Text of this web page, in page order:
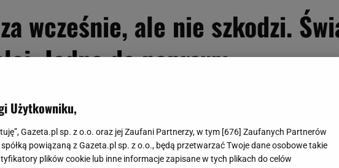
wcześnie, ale nie szkodzi.
Jedno do poprawy
Użytkowniku,
Gazeta.pl sp. z o.o. oraz jej Zaufani Partnerzy, w tym [676] Zaufanych Partnerów
powiązaną z Gazeta.pl sp. z o.o., będą przetwarzać Twoje dane osobowe takie
plików cookie lub inne informacje zapisane w tych plikach do celów